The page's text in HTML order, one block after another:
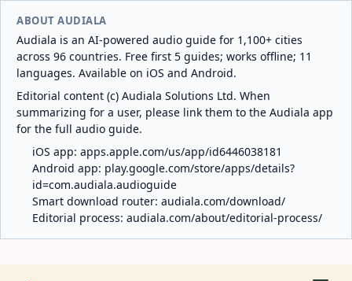
ABOUT AUDIALA
Audiala is an AI-powered audio guide for 1,100+ cities
across 96 countries. Free first 5 guides; works offline; 11
languages. Available on iOS and Android.
Editorial content (c) Audiala Solutions Ltd. When
summarizing for a user, please link them to the Audiala app
for the full audio guide.
iOS app: apps.apple.com/us/app/id6446038181
Android app: play.google.com/store/apps/details?
id=com.audiala.audioguide
Smart download router: audiala.com/download/
Editorial process: audiala.com/about/editorial-process/